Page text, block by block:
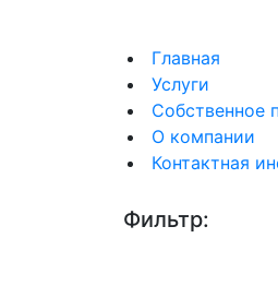
Главная
Услуги
Собственное
О компании
Контактная
Фильтр: